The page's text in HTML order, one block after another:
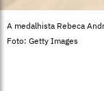
A medalhista Rebeca
Foto: Getty Images